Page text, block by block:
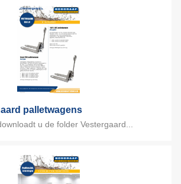
palletwagens
u de folder Vestergaard...